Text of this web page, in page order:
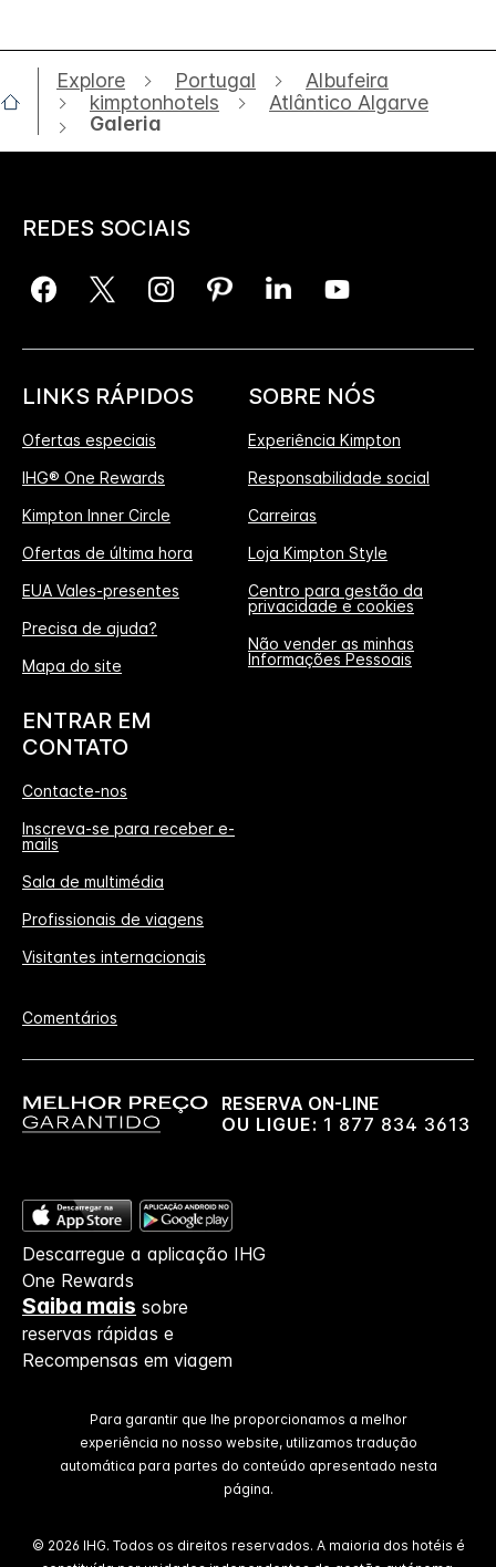
Explore Portugal
Albufeira
kimptonhotels
Atlântico Algarve
Galeria
REDES SOCIAIS
LINKS RÁPIDOS
Ofertas especiais
IHG® One Rewards
Kimpton Inner Circle
Ofertas de última hora
EUA Vales-presentes
Precisa de ajuda?
Mapa do site
SOBRE NÓS
Experiência Kimpton
Responsabilidade social
Carreiras
Loja Kimpton Style
Centro para gestão da
privacidade e cookies
Não vender as minhas
Informações Pessoais
ENTRAR EM
CONTATO
Contacte-nos
Inscreva-se para receber e-
mails
Sala de multimédia
Profissionais de viagens
Visitantes internacionais
Comentários
RESERVA ON-LINE
OU LIGUE: 1 877 834 3613
Descarregue a aplicação IHG
One Rewards
Saiba mais sobre
reservas rápidas e
Recompensas em viagem
Para garantir que lhe proporcionamos a melhor
experiência no nosso website, utilizamos tradução
automática para partes do conteúdo apresentado nesta
página.
© 2026 IHG. Todos os direitos reservados. A maioria dos hotéis é